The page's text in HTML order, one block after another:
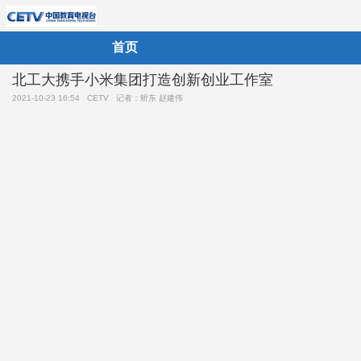
首页
北工大携手小米集团打造创新创业工作室
2021-10-23 16:54 CETV 记者：矫东 赵建伟